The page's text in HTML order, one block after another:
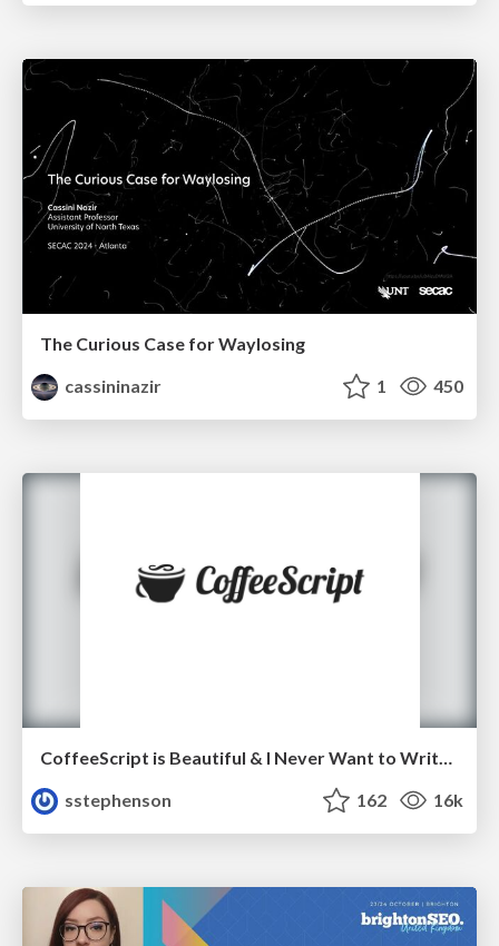
The Curious Case for Waylosing
cassininazir
1 450
CoffeeScript is Beautiful & I Never Want to Write Plain JavaScript Again
sstephenson
162 16k